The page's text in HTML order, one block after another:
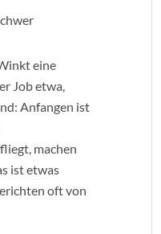
eine
Job etwa,
Anfangen ist
machen
ist etwas
oft von